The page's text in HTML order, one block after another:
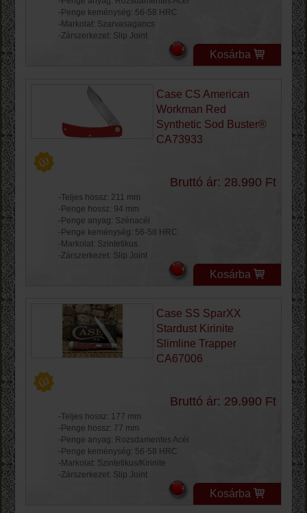
-Penge keménység: 56-58 HRC
-Markolat: Szarvasagancs
-Zárszerkezet: Slip Joint
Kosárba
Case CS American
Workman Red
Synthetic Sod Buster®
CA73933
Bruttó ár: 28.990 Ft
-Teljes hossz: 211 mm
-Penge hossz: 94 mm
-Penge anyag: Szénacél
-Penge keménység: 56-58 HRC
-Markolat: Szintetikus
-Zárszerkezet: Slip Joint
Kosárba
Case SS SparXX
Stardust Kirinite
Slimline Trapper
CA67006
Bruttó ár: 29.990 Ft
-Teljes hossz: 177 mm
-Penge hossz: 77 mm
-Penge anyag: Rozsdamentes Acél
-Penge keménység: 56-58 HRC
-Markolat: Szintetikus/Kirinite
-Zárszerkezet: Slip Joint
Kosárba